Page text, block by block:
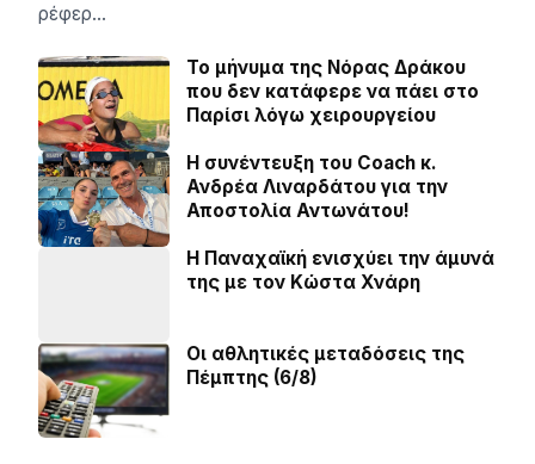
ρέφερ…
Το μήνυμα της Νόρας Δράκου
που δεν κατάφερε να πάει στο
Παρίσι λόγω χειρουργείου
H συνέντευξη του Coach κ.
Ανδρέα Λιναρδάτου για την
Αποστολία Αντωνάτου!
Η Παναχαϊκή ενισχύει την άμυνά
της με τον Κώστα Χνάρη
Οι αθλητικές μεταδόσεις της
Πέμπτης (6/8)